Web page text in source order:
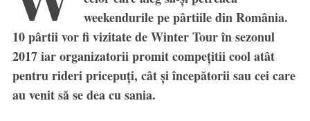
weekendurile pe pârtiile din România.
10 pârtii vor fi vizitate de Winter Tour în sezonul
2017 iar organizatorii promit compețitii cool atât
pentru rideri pricepuți, cât și începătorii sau cei care
au venit să se dea cu sania.